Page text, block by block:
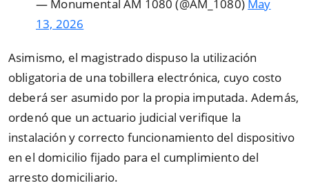
— Monumental AM 1080 (@AM_1080) May
13, 2026
Asimismo, el magistrado dispuso la utilización
obligatoria de una tobillera electrónica, cuyo costo
deberá ser asumido por la propia imputada. Además,
ordenó que un actuario judicial verifique la
instalación y correcto funcionamiento del dispositivo
en el domicilio fijado para el cumplimiento del
arresto domiciliario.